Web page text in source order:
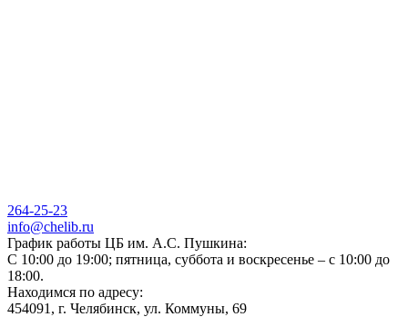
264-25-23
info@chelib.ru
График работы ЦБ им. А.С. Пушкина:
С 10:00 до 19:00; пятница, суббота и воскресенье – с 10:00 до
18:00.
Находимся по адресу:
454091, г. Челябинск, ул. Коммуны, 69